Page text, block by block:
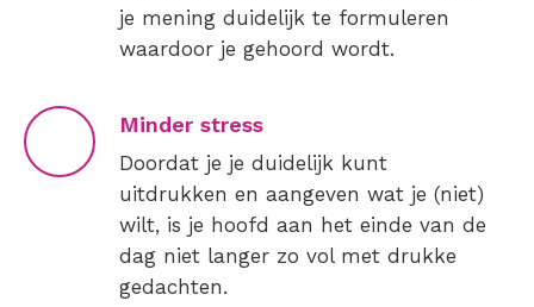
je mening duidelijk te formuleren
waardoor je gehoord wordt.
Minder stress
Doordat je je duidelijk kunt
uitdrukken en aangeven wat je (niet)
wilt, is je hoofd aan het einde van de
dag niet langer zo vol met drukke
gedachten.